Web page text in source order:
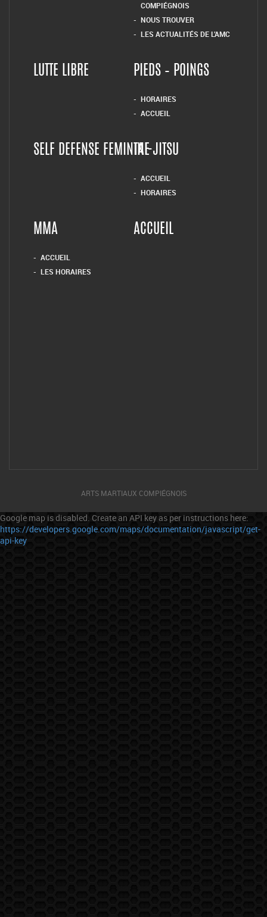
COMPIÉGNOIS
NOUS TROUVER
LES ACTUALITÉS DE L’AMC
LUTTE LIBRE PIEDS – POINGS
HORAIRES
ACCUEIL
SELF DEFENSE FEMININETAI-JITSU
ACCUEIL
HORAIRES
MMA
ACCUEIL
LES HORAIRES
ACCUEIL
ARTS MARTIAUX COMPIÉGNOIS
Google map is disabled. Create an API key as per instructions here:
https://developers.google.com/maps/documentation/javascript/get-
api-key